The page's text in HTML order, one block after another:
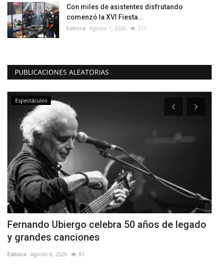
Con miles de asistentes disfrutando
comenzó la XVI Fiesta...
Editora Agosto 1, 2026 217
PUBLICACIONES ALEATORIAS
Espectáculos
Fernando Ubiergo celebra 50 años de legado
y grandes canciones
Editora Agosto 6, 2026 81